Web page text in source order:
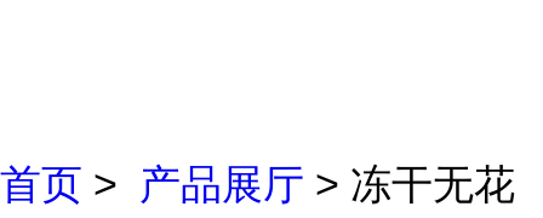
首页 > 产品展厅 > 冻干无花